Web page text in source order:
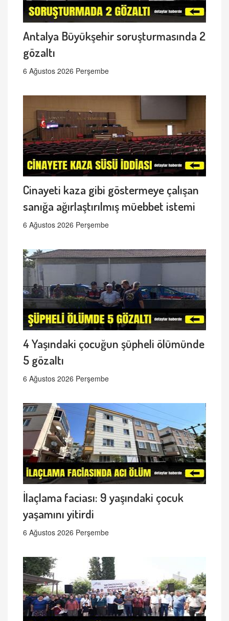
Antalya Büyükşehir soruşturmasında 2
gözaltı
6 Ağustos 2026 Perşembe
Cinayeti kaza gibi göstermeye çalışan
sanığa ağırlaştırılmış müebbet istemi
6 Ağustos 2026 Perşembe
4 Yaşındaki çocuğun şüpheli ölümünde
5 gözaltı
6 Ağustos 2026 Perşembe
İlaçlama faciası: 9 yaşındaki çocuk
yaşamını yitirdi
6 Ağustos 2026 Perşembe